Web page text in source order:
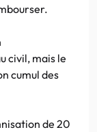
civil, mais le
cumul des
de 20